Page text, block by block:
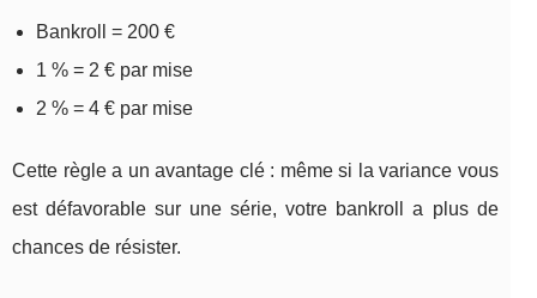
Bankroll = 200 €
1 % = 2 € par mise
2 % = 4 € par mise
Cette règle a un avantage clé : même si la variance vous
est défavorable sur une série, votre bankroll a plus de
chances de résister.